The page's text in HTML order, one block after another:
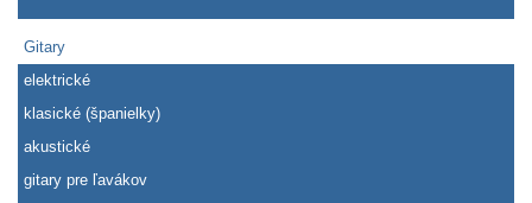
Gitary
elektrické
klasické (španielky)
akustické
gitary pre ľavákov